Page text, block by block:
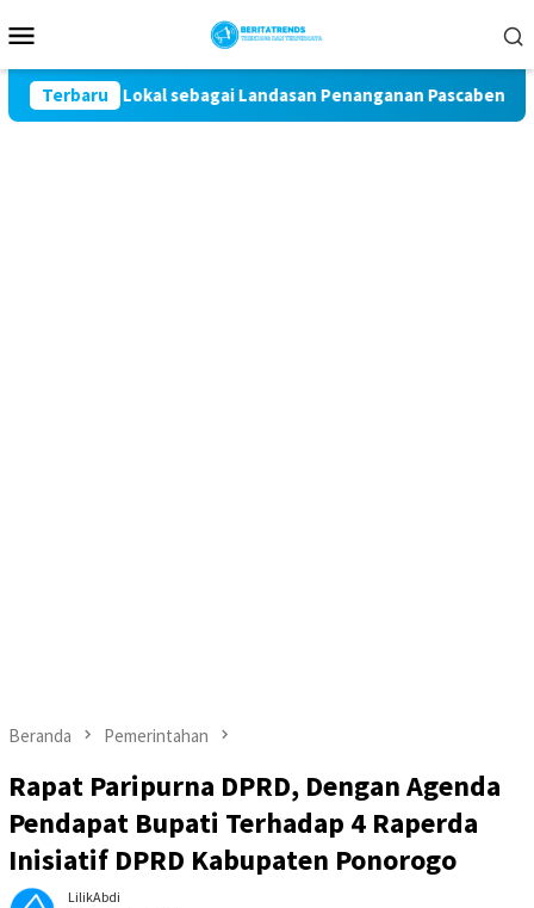
ke
Mobile
Terbaru
Lokal sebagai Landasan Penanganan Pascabencana di
Beranda Pemerintahan
Rapat Paripurna DPRD, Dengan Agenda
Pendapat Bupati Terhadap 4 Raperda
Inisiatif DPRD Kabupaten Ponorogo
LilikAbdi